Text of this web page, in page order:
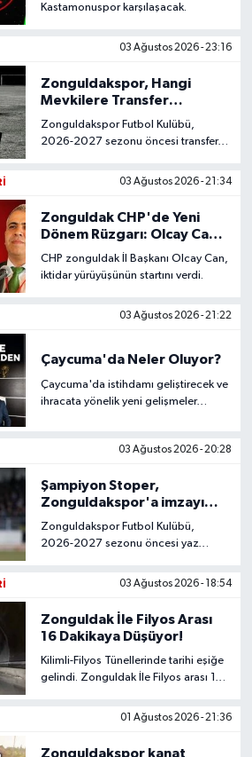
Kastamonuspor karşılaşacak.
03 Ağustos 2026 - 23:16
Zonguldakspor, Hangi
Mevkilere Transfer
Yapacak?
Zonguldakspor Futbol Kulübü,
2026-2027 sezonu öncesi transfer
transferler yapacak.
03 Ağustos 2026 - 21:34
Zonguldak CHP'de Yeni
Dönem Rüzgarı: Olcay Can
Göreve Başladı
CHP zonguldak İl Başkanı Olcay Can,
iktidar yürüyüşünün startını verdi.
03 Ağustos 2026 - 21:22
Çaycuma'da Neler Oluyor?
Çaycuma'da istihdamı geliştirecek ve
ihracata yönelik yeni gelişmeler
03 Ağustos 2026 - 20:28
Şampiyon Stoper,
Zonguldakspor'a imzayı
attı!
Zonguldakspor Futbol Kulübü,
2026-2027 sezonu öncesi yaz
savunma hattını son iki sezonun
03 Ağustos 2026 - 18:54
Zonguldak İle Filyos Arası
16 Dakikaya Düşüyor!
Kilimli-Filyos Tünellerinde tarihi eşiğe
gelindi. Zonguldak İle Filyos arası 16
01 Ağustos 2026 - 21:36
Zonguldakspor kanat